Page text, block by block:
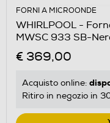
FORNI A MICROONDE
WHIRLPOOL -
MWSC 933 SB-
€ 369,00
Acquisto online:
Ritiro in negozio in